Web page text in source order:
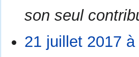
son seul
21 juillet 2017 à